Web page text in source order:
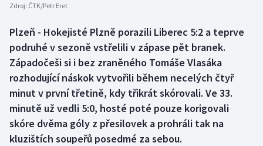
Biatlon
Boby a skeleton
Box
Curling
Dostihy
Aplikace ČT sport
AZ kvíz
Zdroj: ČTK/Petr Eret
Plzeň - Hokejisté Plzně porazili Liberec 5:2 a teprve
podruhé v sezoně vstřelili v zápase pět branek.
Západočeši si i bez zraněného Tomáše Vlasáka
rozhodující náskok vytvořili během necelých čtyř
minut v první třetině, kdy třikrát skórovali. Ve 33.
minutě už vedli 5:0, hosté poté pouze korigovali
skóre dvěma góly z přesilovek a prohráli tak na
kluzištích soupeřů posedmé za sebou.